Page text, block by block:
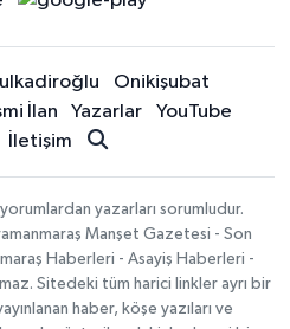
Onikişubat
İlan Yazarlar
YouTube
İletişim
yazarları sorumludur.
Manşet Gazetesi - Son
Haberleri - Asayiş Haberleri -
Sitedeki tüm harici linkler ayrı bir
haber, köşe yazıları ve